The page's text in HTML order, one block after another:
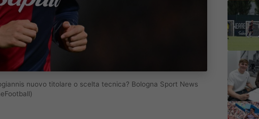
nuovo titolare o scelta tecnica? Bologna Sport News